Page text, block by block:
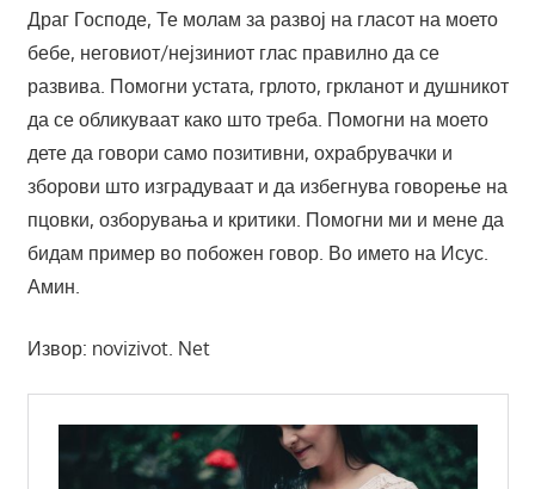
Драг Господе, Те молам за развој на гласот на моето
бебе, неговиот/нејзиниот глас правилно да се
развива. Помогни устата, грлото, гркланот и душникот
да се обликуваат како што треба. Помогни на моето
дете да говори само позитивни, охрабрувачки и
зборови што изградуваат и да избегнува говорење на
пцовки, озборувања и критики. Помогни ми и мене да
бидам пример во побожен говор. Во името на Исус.
Амин.
Извор: novizivot. Net